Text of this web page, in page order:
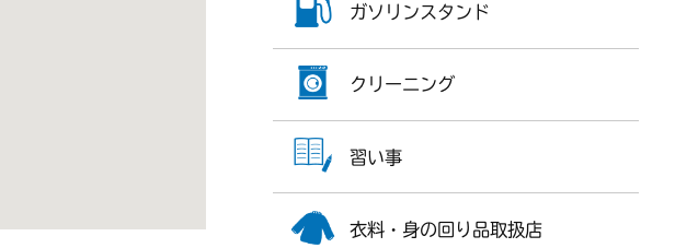
ガソリンスタンド
クリーニング
習い事
衣料・身の回り品取扱店